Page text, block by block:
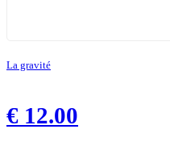
La gravité
€ 12.00